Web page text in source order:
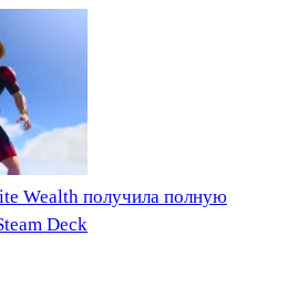
Wealth получила полную
Deck